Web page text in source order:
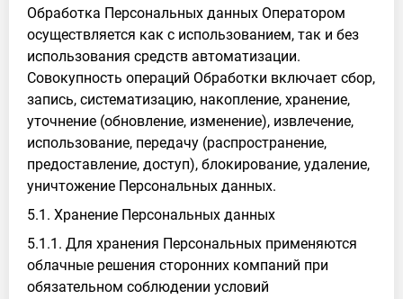
Обработка Персональных данных Оператором
осуществляется как с использованием, так и без
использования средств автоматизации.
Совокупность операций Обработки включает сбор,
запись, систематизацию, накопление, хранение,
уточнение (обновление, изменение), извлечение,
использование, передачу (распространение,
предоставление, доступ), блокирование, удаление,
уничтожение Персональных данных.
5.1. Хранение Персональных данных
5.1.1. Для хранения Персональных применяются
облачные решения сторонних компаний при
обязательном соблюдении условий